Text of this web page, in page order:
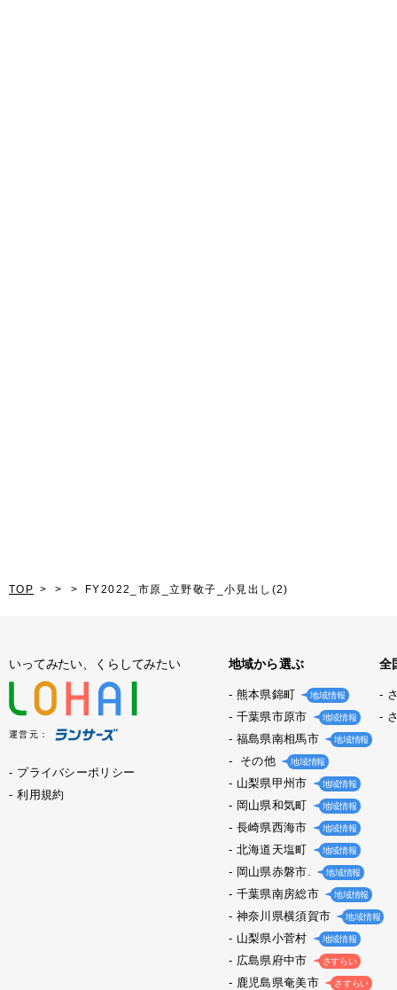
TOP FY2022_市原_立野敬子_小見出し(2)
いってみたい、くらしてみたい
運営元：
プライバシーポリシー
利用規約
地域から選ぶ
熊本県錦町 地域情報
千葉県市原市 地域情報
福島県南相馬市 地域情報
その他 地域情報
山梨県甲州市 地域情報
岡山県和気町 地域情報
長崎県西海市 地域情報
北海道天塩町 地域情報
岡山県赤磐市. 地域情報
千葉県南房総市 地域情報
神奈川県横須賀市 地域情報
山梨県小菅村 地域情報
広島県府中市 さすらい
鹿児島県奄美市 さすらい
全